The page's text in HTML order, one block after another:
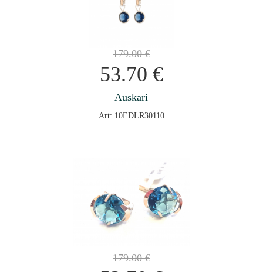
179.00€
53.70 €
Auskari
Art: 10EDLR30110
179.00€